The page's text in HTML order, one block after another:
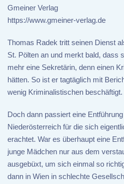
Gmeiner Verlag
https://www.gmeiner-verlag.de
Thomas Radek tritt seinen Dienst
St. Pölten an und merkt bald, dass
mehr eine Sekretärin, denn einen
hätten. So ist er tagtäglich mit
wenig Kriminalistischen beschäftigt.
Doch dann passiert eine
Niederösterreich für die sich
erachtet. War es überhaupt eine
junge Mädchen nur aus dem
ausgebüxt, um sich einmal so
dann in Wien in schlechte